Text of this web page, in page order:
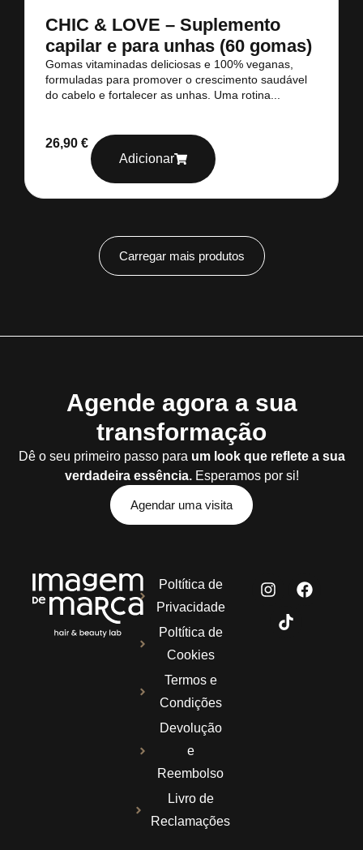
CHIC & LOVE – Suplemento
capilar e para unhas (60 gomas)
Gomas vitaminadas deliciosas e 100% veganas,
formuladas para promover o crescimento saudável
do cabelo e fortalecer as unhas. Uma rotina...
26,90 €
Adicionar
Carregar mais produtos
Agende agora a sua
transformação
Dê o seu primeiro passo para um look que reflete a sua
verdadeira essência.Esperamos por si!
Agendar uma visita
Poltítica de
Privacidade
Poltítica de
Cookies
Termos e
Condições
Devolução
e
Reembolso
Livro de
Reclamações